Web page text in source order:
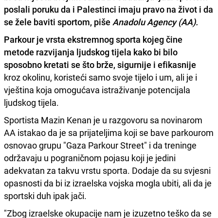
poslali poruku da i Palestinci imaju pravo na život i da
se žele baviti sportom, piše Anadolu Agency (AA).
Parkour je vrsta ekstremnog sporta kojeg čine
metode razvijanja ljudskog tijela kako bi bilo
sposobno kretati se što brže, sigurnije i efikasnije
kroz okolinu, koristeći samo svoje tijelo i um, ali je i
vještina koja omogućava istraživanje potencijala
ljudskog tijela.
Sportista Mazin Kenan je u razgovoru sa novinarom
AA istakao da je sa prijateljima koji se bave parkourom
osnovao grupu "Gaza Parkour Street" i da treninge
održavaju u pograničnom pojasu koji je jedini
adekvatan za takvu vrstu sporta. Dodaje da su svjesni
opasnosti da bi iz izraelska vojska mogla ubiti, ali da je
sportski duh ipak jači.
"Zbog izraelske okupacije nam je izuzetno teško da se